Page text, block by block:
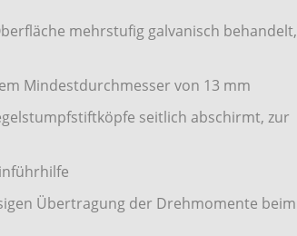
mehrstufig galvanisch behandelt,
Mindestdurchmesser von 13 mm
seitlich abschirmt, zur
Übertragung der Drehmomente beim